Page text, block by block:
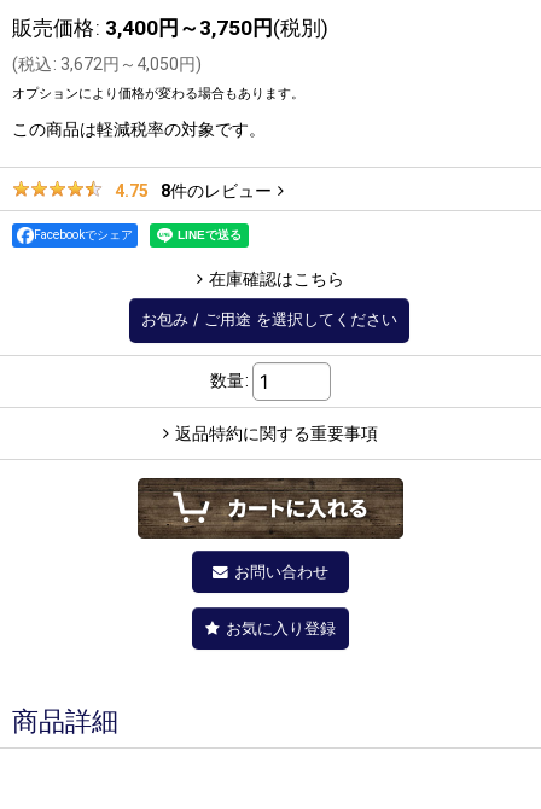
販売価格: 3,400円 ～3,750円 (税別)
(税込: 3,672円 ～4,050円)
オプションにより価格が変わる場合もあります。
この商品は軽減税率の対象です。
4.75 8件のレビュー
Facebookでシェア
在庫確認はこちら
お包み / ご用途 を選択してください
数量:
返品特約に関する重要事項
お問い合わせ
お気に入り登録
商品詳細